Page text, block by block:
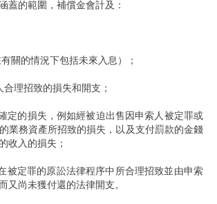
的範圍，補償金會計及：
關的情況下包括未來入息）；
合理招致的損失和開支；
定的損失，例如經被迫出售因申索人被定罪或
業務資產所招致的損失，以及支付罰款的金錢
收入的損失；
被定罪的原訟法律程序中所合理招致並由申索
又尚未獲付還的法律開支。